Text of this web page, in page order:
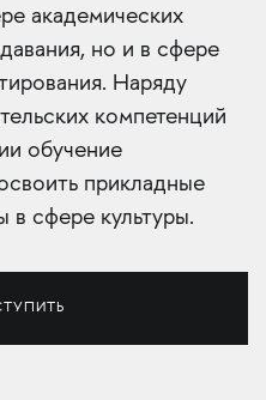
академических
но и в сфере
Наряду
компетенций
обучение
прикладные
в сфере культуры.